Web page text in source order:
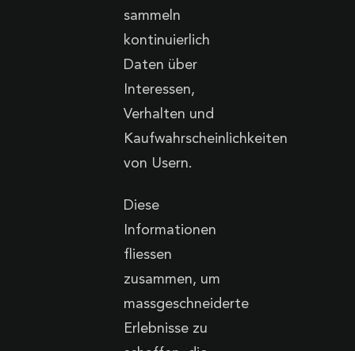
sammeln
kontinuierlich
Daten über
Interessen,
Verhalten und
Kaufwahrscheinlichkeiten
von Usern.
Diese
Informationen
fliessen
zusammen, um
massgeschneiderte
Erlebnisse zu